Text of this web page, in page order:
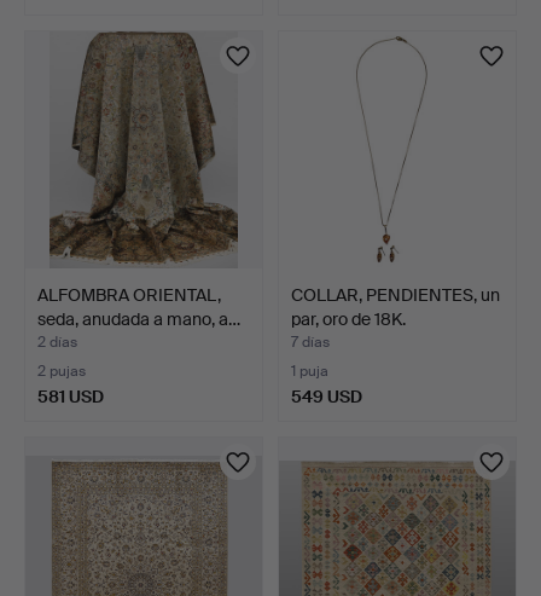
ALFOMBRA ORIENTAL,
seda, anudada a mano, a…
2 días
2 pujas
581 USD
COLLAR, PENDIENTES, un
par, oro de 18K.
7 días
1 puja
549 USD